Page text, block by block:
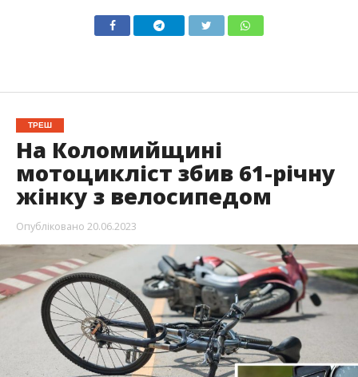
ТРЕШ
На Коломийщині
мотоцикліст збив 61-річну
жінку з велосипедом
Опубліковано 20.06.2023